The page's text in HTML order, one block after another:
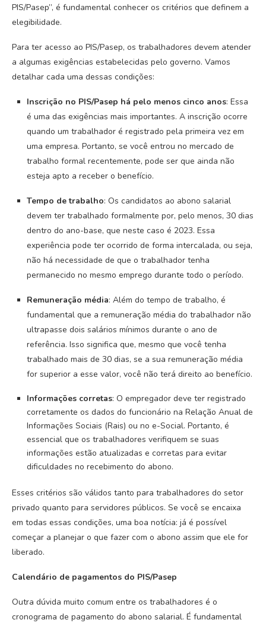
PIS/Pasep”, é fundamental conhecer os critérios que definem a
elegibilidade.
Para ter acesso ao PIS/Pasep, os trabalhadores devem atender
a algumas exigências estabelecidas pelo governo. Vamos
detalhar cada uma dessas condições:
Inscrição no PIS/Pasep há pelo menos cinco anos: Essa
é uma das exigências mais importantes. A inscrição ocorre
quando um trabalhador é registrado pela primeira vez em
uma empresa. Portanto, se você entrou no mercado de
trabalho formal recentemente, pode ser que ainda não
esteja apto a receber o benefício.
Tempo de trabalho: Os candidatos ao abono salarial
devem ter trabalhado formalmente por, pelo menos, 30 dias
dentro do ano-base, que neste caso é 2023. Essa
experiência pode ter ocorrido de forma intercalada, ou seja,
não há necessidade de que o trabalhador tenha
permanecido no mesmo emprego durante todo o período.
Remuneração média: Além do tempo de trabalho, é
fundamental que a remuneração média do trabalhador não
ultrapasse dois salários mínimos durante o ano de
referência. Isso significa que, mesmo que você tenha
trabalhado mais de 30 dias, se a sua remuneração média
for superior a esse valor, você não terá direito ao benefício.
Informações corretas: O empregador deve ter registrado
corretamente os dados do funcionário na Relação Anual de
Informações Sociais (Rais) ou no e-Social. Portanto, é
essencial que os trabalhadores verifiquem se suas
informações estão atualizadas e corretas para evitar
dificuldades no recebimento do abono.
Esses critérios são válidos tanto para trabalhadores do setor
privado quanto para servidores públicos. Se você se encaixa
em todas essas condições, uma boa notícia: já é possível
começar a planejar o que fazer com o abono assim que ele for
liberado.
Calendário de pagamentos do PIS/Pasep
Outra dúvida muito comum entre os trabalhadores é o
cronograma de pagamento do abono salarial. É fundamental